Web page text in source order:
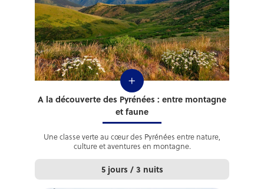
+
A la découverte des Pyrénées : entre montagne
et faune
Une classe verte au cœur des Pyrénées entre nature,
culture et aventures en montagne.
5 jours / 3 nuits